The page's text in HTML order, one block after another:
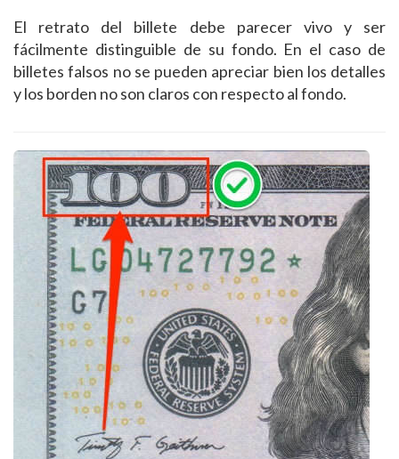
El retrato del billete debe parecer vivo y ser
fácilmente distinguible de su fondo. En el caso de
billetes falsos no se pueden apreciar bien los detalles
y los borden no son claros con respecto al fondo.